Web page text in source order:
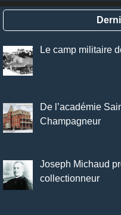
Le camp militaire
De l’académie
Champagneur
Joseph Michaud
collectionneur